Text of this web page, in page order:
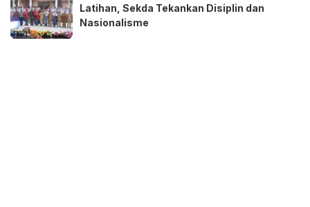
Latihan, Sekda Tekankan Disiplin dan
Nasionalisme